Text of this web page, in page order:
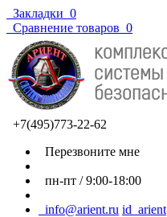
Закладки 0
Сравнение товаров 0
+7(495)773-22-62
Перезвоните мне
пн-пт / 9:00-18:00
info@arient.ru id_arient